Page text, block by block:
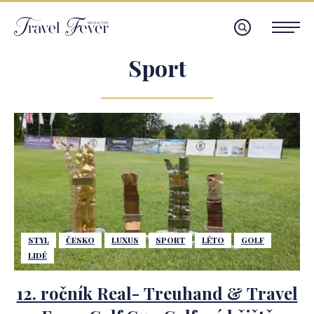
Sport
STYL ČESKO LUXUS SPORT LÉTO
GOLF
LIDÉ
12. ročník Real- Treuhand & Travel